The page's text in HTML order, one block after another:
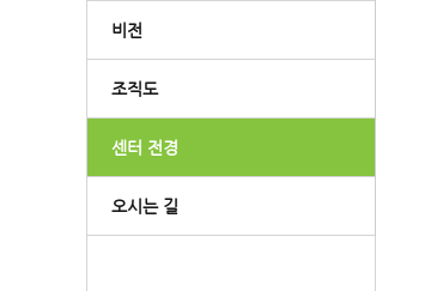
비전
조직도
센터 전경
오시는 길